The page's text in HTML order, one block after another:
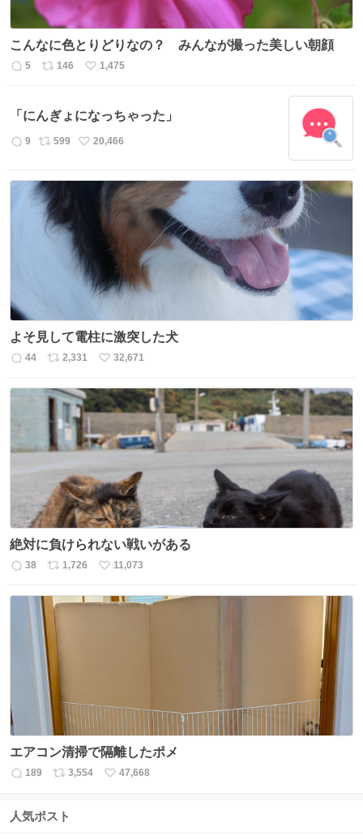
こんなに色とりどりなの？ みんなが撮った美しい朝顔
返
数
5
リ
ス
ト
数
146
い
ね
数
1,475
「にんぎょになっちゃった」
返
数
9
リ
ス
ト
数
599
い
ね
20,466
よそ見して電柱に激突した犬
返
数
44
リ
ス
ト
数
2,331
い
ね
数
32,671
絶対に負けられない戦いがある
返
38
リ
ス
ト
数
1,726
い
ね
11,073
エアコン清掃で隔離したポメ
返
数
189
リ
ス
3,554
い
47,668
人気ポスト